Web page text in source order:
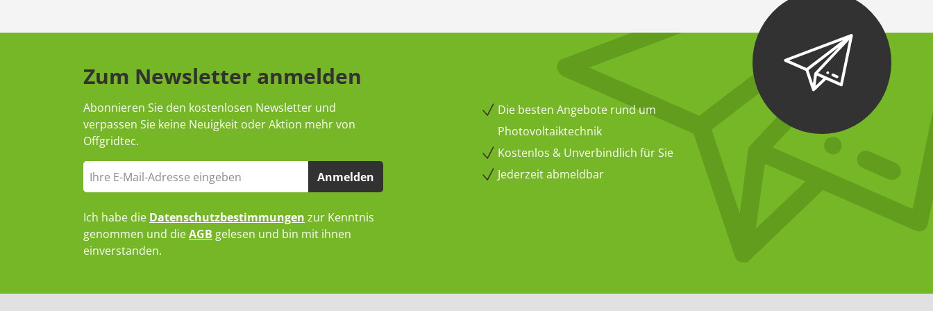
Zum Newsletter anmelden
Abonnieren Sie den kostenlosen Newsletter und
verpassen Sie keine Neuigkeit oder Aktion mehr von
Offgridtec.
Anmelden
Ich habe die Datenschutzbestimmungen zur Kenntnis
genommen und dieAGB gelesen und bin mit ihnen
einverstanden.
Die besten Angebote rund um
Photovoltaiktechnik
Kostenlos & Unverbindlich für Sie
Jederzeit abmeldbar